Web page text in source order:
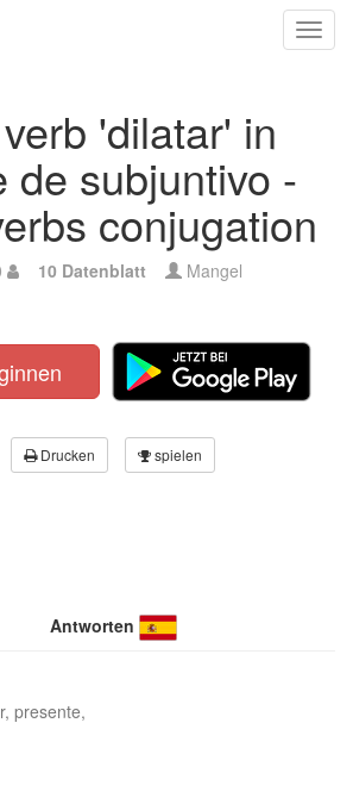
'dilatar' in
de subjuntivo -
conjugation
10 Datenblatt Mangel
Drucken spielen
Antworten
presente,